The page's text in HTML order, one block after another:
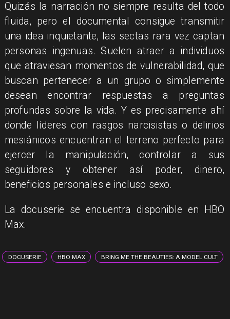
Quizás la narración no siempre resulta del todo
fluida, pero el documental consigue transmitir
una idea inquietante, las sectas rara vez captan
personas ingenuas. Suelen atraer a individuos
que atraviesan momentos de vulnerabilidad, que
buscan pertenecer a un grupo o simplemente
desean encontrar respuestas a preguntas
profundas sobre la vida. Y es precisamente ahí
donde líderes con rasgos narcisistas o delirios
mesiánicos encuentran el terreno perfecto para
ejercer la manipulación, controlar a sus
seguidores y obtener así poder, dinero,
beneficios personales e incluso sexo.
La docuserie se encuentra disponible en HBO
Max.
DOCUSERIE HBO MAX BRING ME THE BEAUTIES: A MODEL CULT